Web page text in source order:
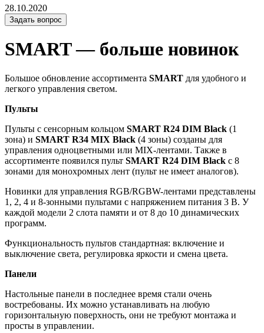
28.10.2020
Задать вопрос
SMART — больше новинок
Большое обновление ассортимента SMART для удобного и
легкого управления светом.
Пульты
Пульты с сенсорным кольцом SMART R24 DIM Black (1
зона) и SMART R34 MIX Black (4 зоны) созданы для
управления одноцветными или MIX-лентами. Также в
ассортименте появился пульт SMART R24 DIM Black с 8
зонами для монохромных лент (пульт не имеет аналогов).
Новинки для управления RGB/RGBW-лентами представлены
1, 2, 4 и 8-зонными пультами с напряжением питания 3 В. У
каждой модели 2 слота памяти и от 8 до 10 динамических
программ.
Функциональность пультов стандартная: включение и
выключение света, регулировка яркости и смена цвета.
Панели
Настольные панели в последнее время стали очень
востребованы. Их можно устанавливать на любую
горизонтальную поверхность, они не требуют монтажа и
просты в управлении.